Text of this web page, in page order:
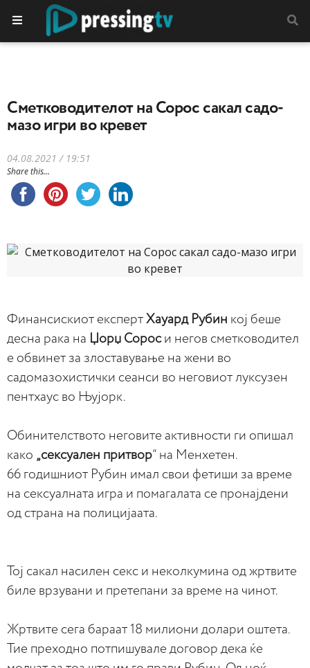
Сметководителот на Сорос сакал садо-
мазо игри во кревет
04.08.2021 / 19:51
Share this...
Финансискиот експерт Хауард Рубин кој беше
десна рака на Џорџ Сороси негов сметководител
е обвинет за злоставување на жени во
садомазохистички сеанси во неговиот луксузен
пентхаус во Њујорк.
Обинителството неговите активности ги опишал
како „сексуален притвор“ на Менхетен.
66 годишниот Рубин имал свои фетиши за време
на сексуалната игра и помагалата се пронајдени
од страна на полицијаата.
Тој сакал насилен секс и неколкумина од жртвите
биле врзувани и претепани за време на чинот.
Жртвите сега бараат 18 милиони долари оштета.
Тие преходно потпишувале договор дека ќе